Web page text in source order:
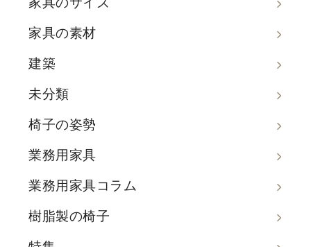
家具の素材
建築
未分類
椅子の姿勢
業務用家具
業務用家具コラム
樹脂製の椅子